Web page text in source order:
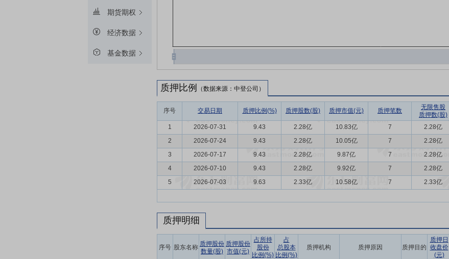
期货期权
经济数据
基金数据
质押比例 （数据来源：中登公司）
序号 交易日期 质押比例(%) 质押股数(股) 质押市值(元) 质押笔数
无限售股
质押数(股)
1 2026-07-31 9.43 2.28亿 10.83亿 7 2.28亿
2
2026-07-24 9.43 2.28亿 10.05亿 7 2.28亿
3
2026-07-17 9.43 2.28亿 9.87亿 7 2.28亿
4
2026-07-10 9.43 2.28亿 9.92亿 7 2.28亿
5
2026-07-03 9.63 2.33亿 10.58亿 7 2.33亿
质押明细
序号 股东名称 质押股份
数量(股)
质押股份
市值(元)
占所持
股份
比例(%)
占
总股本
比例(%)
质押机构 质押原因 质押目的
质押日
收盘价
(元)